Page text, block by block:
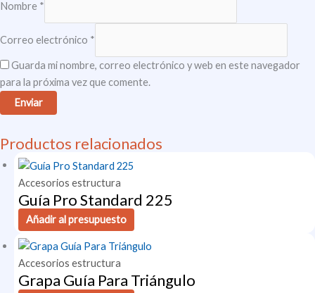
Nombre *
Correo electrónico *
Guarda mi nombre, correo electrónico y web en este navegador
para la próxima vez que comente.
Productos relacionados
Accesorios estructura
Guía Pro Standard 225
Añadir al presupuesto
Accesorios estructura
Grapa Guía Para Triángulo